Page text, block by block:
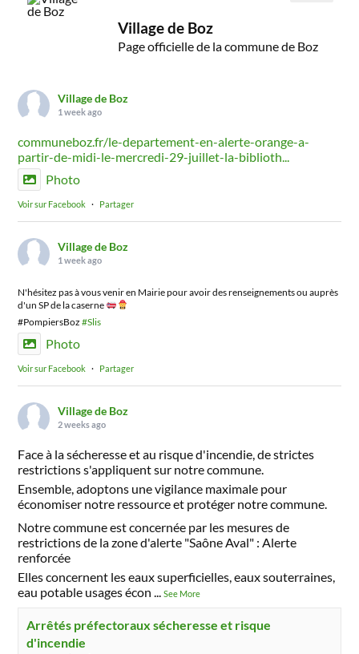
Village de Boz
Page officielle de la commune de Boz
Village de Boz
1 week ago
communeboz.fr/le-departement-en-alerte-orange-a-
partir-de-midi-le-mercredi-29-juillet-la-biblioth...
Photo
Voir sur Facebook · Partager
Village de Boz
1 week ago
N'hésitez pas à vous venir en Mairie pour avoir des renseignements ou auprès
d'un SP de la caserne
#PompiersBoz#Slis
Photo
Voir sur Facebook · Partager
Village de Boz
2 weeks ago
Face à la sécheresse et au risque d'incendie, de strictes
restrictions s'appliquent sur notre commune.
Ensemble, adoptons une vigilance maximale pour
économiser notre ressource et protéger notre commune.
Notre commune est concernée par les mesures de
restrictions de la zone d'alerte "Saône Aval" : Alerte
renforcée
Elles concernent les eaux superficielles, eaux souterraines,
eau potable usages écon ...See More
Arrêtés préfectoraux sécheresse et risque
d'incendie